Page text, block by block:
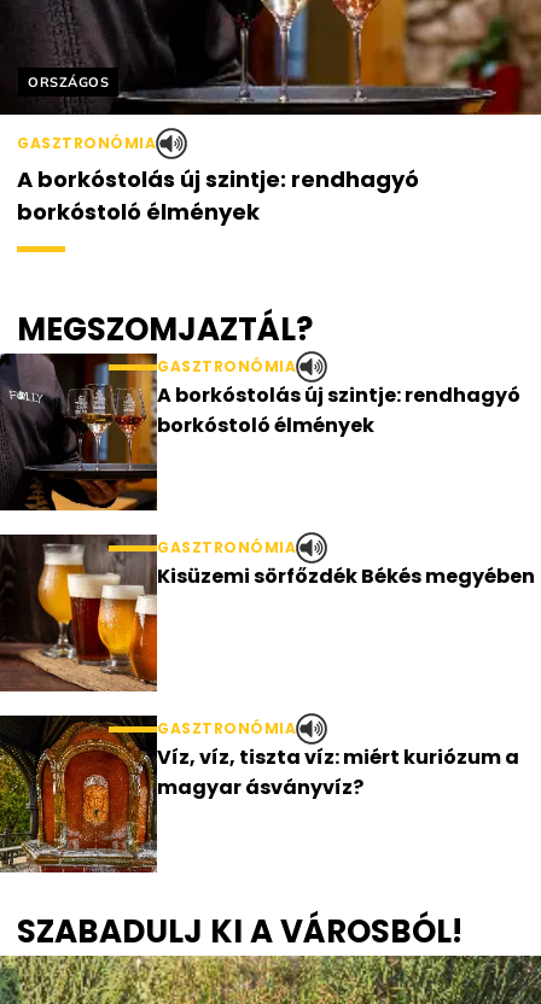
Helyszín címkék:
ORSZÁGOS
GASZTRONÓMIA
A borkóstolás új szintje: rendhagyó
borkóstoló élmények
MEGSZOMJAZTÁL?
GASZTRONÓMIA
A borkóstolás új szintje: rendhagyó
borkóstoló élmények
GASZTRONÓMIA
Kisüzemi sörfőzdék Békés megyében
GASZTRONÓMIA
Víz, víz, tiszta víz: miért kuriózum a
magyar ásványvíz?
SZABADULJ KI A VÁROSBÓL!